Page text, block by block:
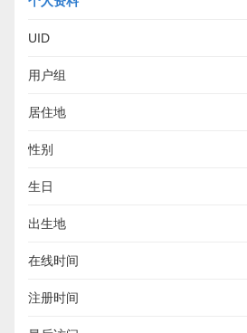
UID
用户组
居住地
性别
生日
出生地
在线时间
注册时间